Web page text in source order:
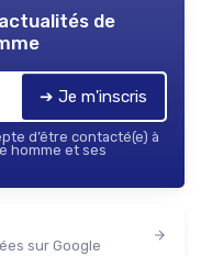
de
➔ Je m'inscris
d’être contacté(e) à
homme et ses
sur Google